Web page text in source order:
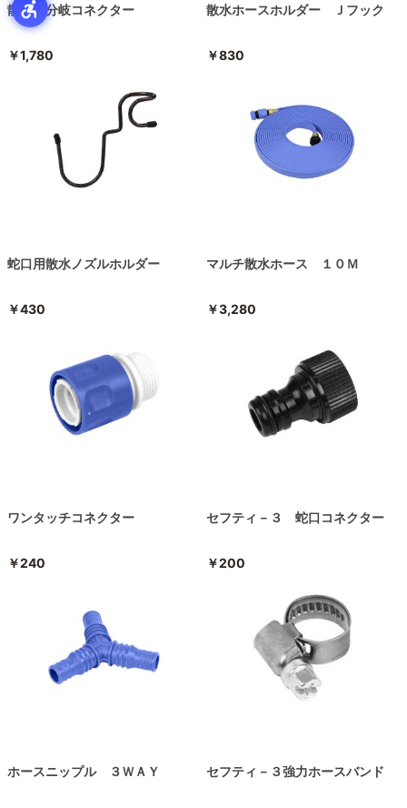
散水４分岐コネクター
￥1,780
散水ホースホルダー Ｊフック
￥830
蛇口用散水ノズルホルダー
￥430
マルチ散水ホース １０Ｍ
￥3,280
ワンタッチコネクター
￥240
セフティ－３ 蛇口コネクター
￥200
ホースニップル ３ＷＡＹ セフティ－３強力ホースバンド